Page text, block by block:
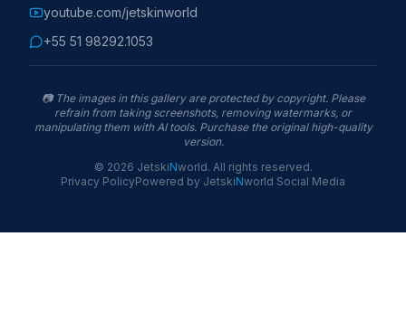
youtube.com/jetskinworld
+55 51 98292.1053
📷 The images in this gallery are protected by copyright. Please
refrain from taking screenshots, removing watermarks, or
manipulating them with AI tools. Purchase the original high-quality
version.
© 2026 JetskiNworld. All rights reserved.
Privacy PolicyPowered by JetskiNworld Social Media